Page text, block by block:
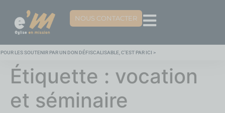
NOUS CONTACTER
POUR LES SOUTENIR PAR UN DON DÉFISCALISABLE, C'EST PAR ICI >
Étiquette : vocation
et séminaire